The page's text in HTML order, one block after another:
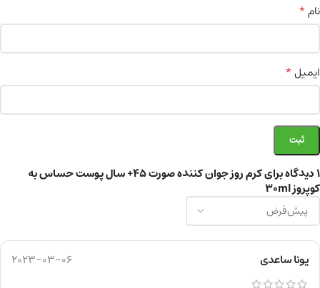
1 دیدگاه برای کرم روز جوان کننده صورت 45+ سال پوست حساس به
کوپروز 30ml
یونا ساعدی 2023-03-06
نام*
ایمیل*